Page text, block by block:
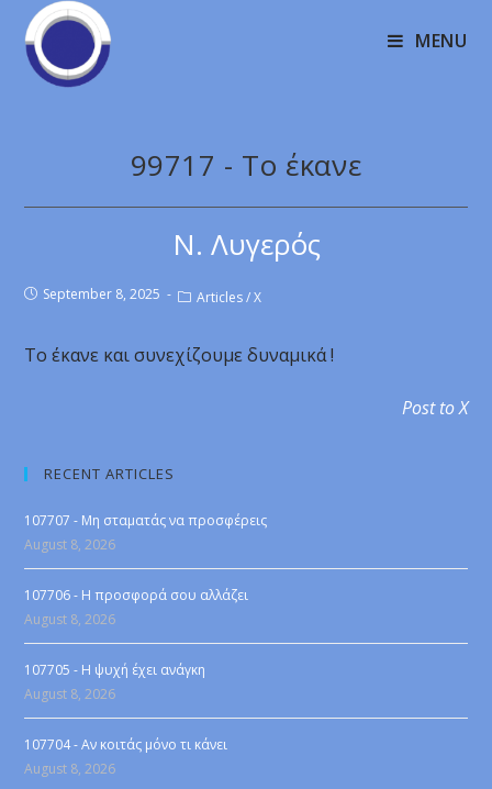
MENU
99717 - To έκανε
Ν. Λυγερός
September 8, 2025 Articles / X
To έκανε και συνεχίζουμε δυναμικά !
Post to X
RECENT ARTICLES
107707 - Μη σταματάς να προσφέρεις
August 8, 2026
107706 - Η προσφορά σου αλλάζει
August 8, 2026
107705 - Η ψυχή έχει ανάγκη
August 8, 2026
107704 - Αν κοιτάς μόνο τι κάνει
August 8, 2026